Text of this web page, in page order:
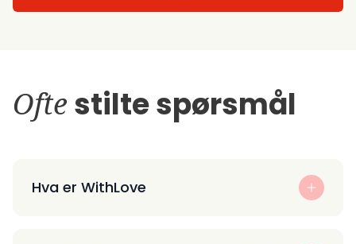
Ofte stilte spørsmål
Hva er WithLove